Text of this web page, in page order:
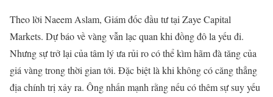
Theo lời Naeem Aslam, Giám đốc đầu tư tại Zaye Capital
Markets. Dự báo về vàng vẫn lạc quan khi đồng đô la yếu đi.
Nhưng sự trở lại của tâm lý ưa rủi ro có thể kìm hãm đà tăng của
giá vàng trong thời gian tới. Đặc biệt là khi không có căng thẳng
địa chính trị xảy ra. Ông nhấn mạnh rằng nếu có thêm sự suy yếu